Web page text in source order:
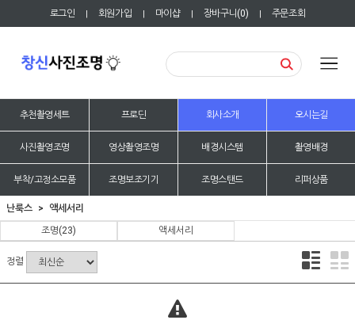
로그인 | 회원가입 | 마이샵 | 장바구니(0) | 주문조회
추천촬영세트 프로딘 회사소개 오시는길
사진촬영조명 영상촬영조명 배경시스템 촬영배경
부착/고정소모품 조명보조기기 조명스탠드 리퍼상품
난룩스
액세서리
조명(23) 액세서리
정렬